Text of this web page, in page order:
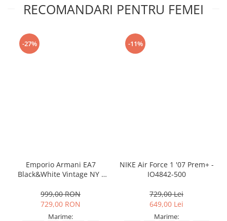
RECOMANDARI PENTRU FEMEI
-27%
Emporio Armani EA7
Black&White Vintage NY -
999,00 RON
729,00 RON
Marime:
-11%
NIKE Air Force 1 '07 Prem+ -
IO4842-500
729,00 Lei
649,00 Lei
Marime: